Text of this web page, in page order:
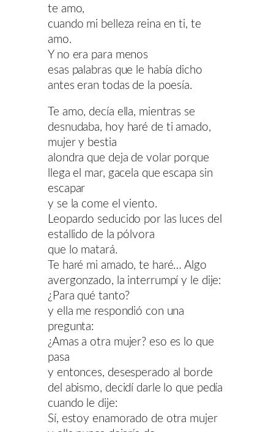
te amo,
cuando mi belleza reina en ti, te
amo.
Y no era para menos
esas palabras que le había dicho
antes eran todas de la poesía.
Te amo, decía ella, mientras se
desnudaba, hoy haré de ti amado,
mujer y bestia
alondra que deja de volar porque
llega el mar, gacela que escapa sin
escapar
y se la come el viento.
Leopardo seducido por las luces del
estallido de la pólvora
que lo matará.
Te haré mi amado, te haré… Algo
avergonzado, la interrumpí y le dije:
¿Para qué tanto?
y ella me respondió con una
pregunta:
¿Amas a otra mujer? eso es lo que
pasa
y entonces, desesperado al borde
del abismo, decidí darle lo que pedía
cuando le dije:
Sí, estoy enamorado de otra mujer